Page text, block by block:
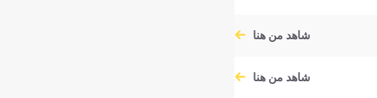
شاهد من هنا
شاهد من هنا